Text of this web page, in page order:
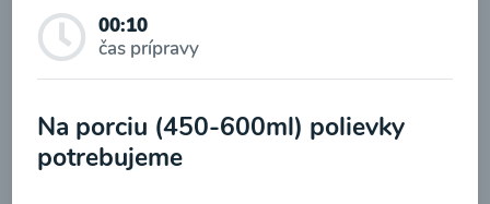
00:10
čas prípravy
Na porciu (450-600ml) polievky
potrebujeme
Odber noviniek a akcií
Odoslaním registrácie na Newsletter súhlasím so
spracovaním osobných údajov pre účely